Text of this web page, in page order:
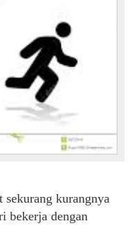
kurangnya
bekerja dengan